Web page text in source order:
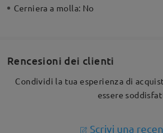
Cerniera a molla: No
Rencesioni dei clienti
Condividi la tua esperienza di
essere
Scrivi una